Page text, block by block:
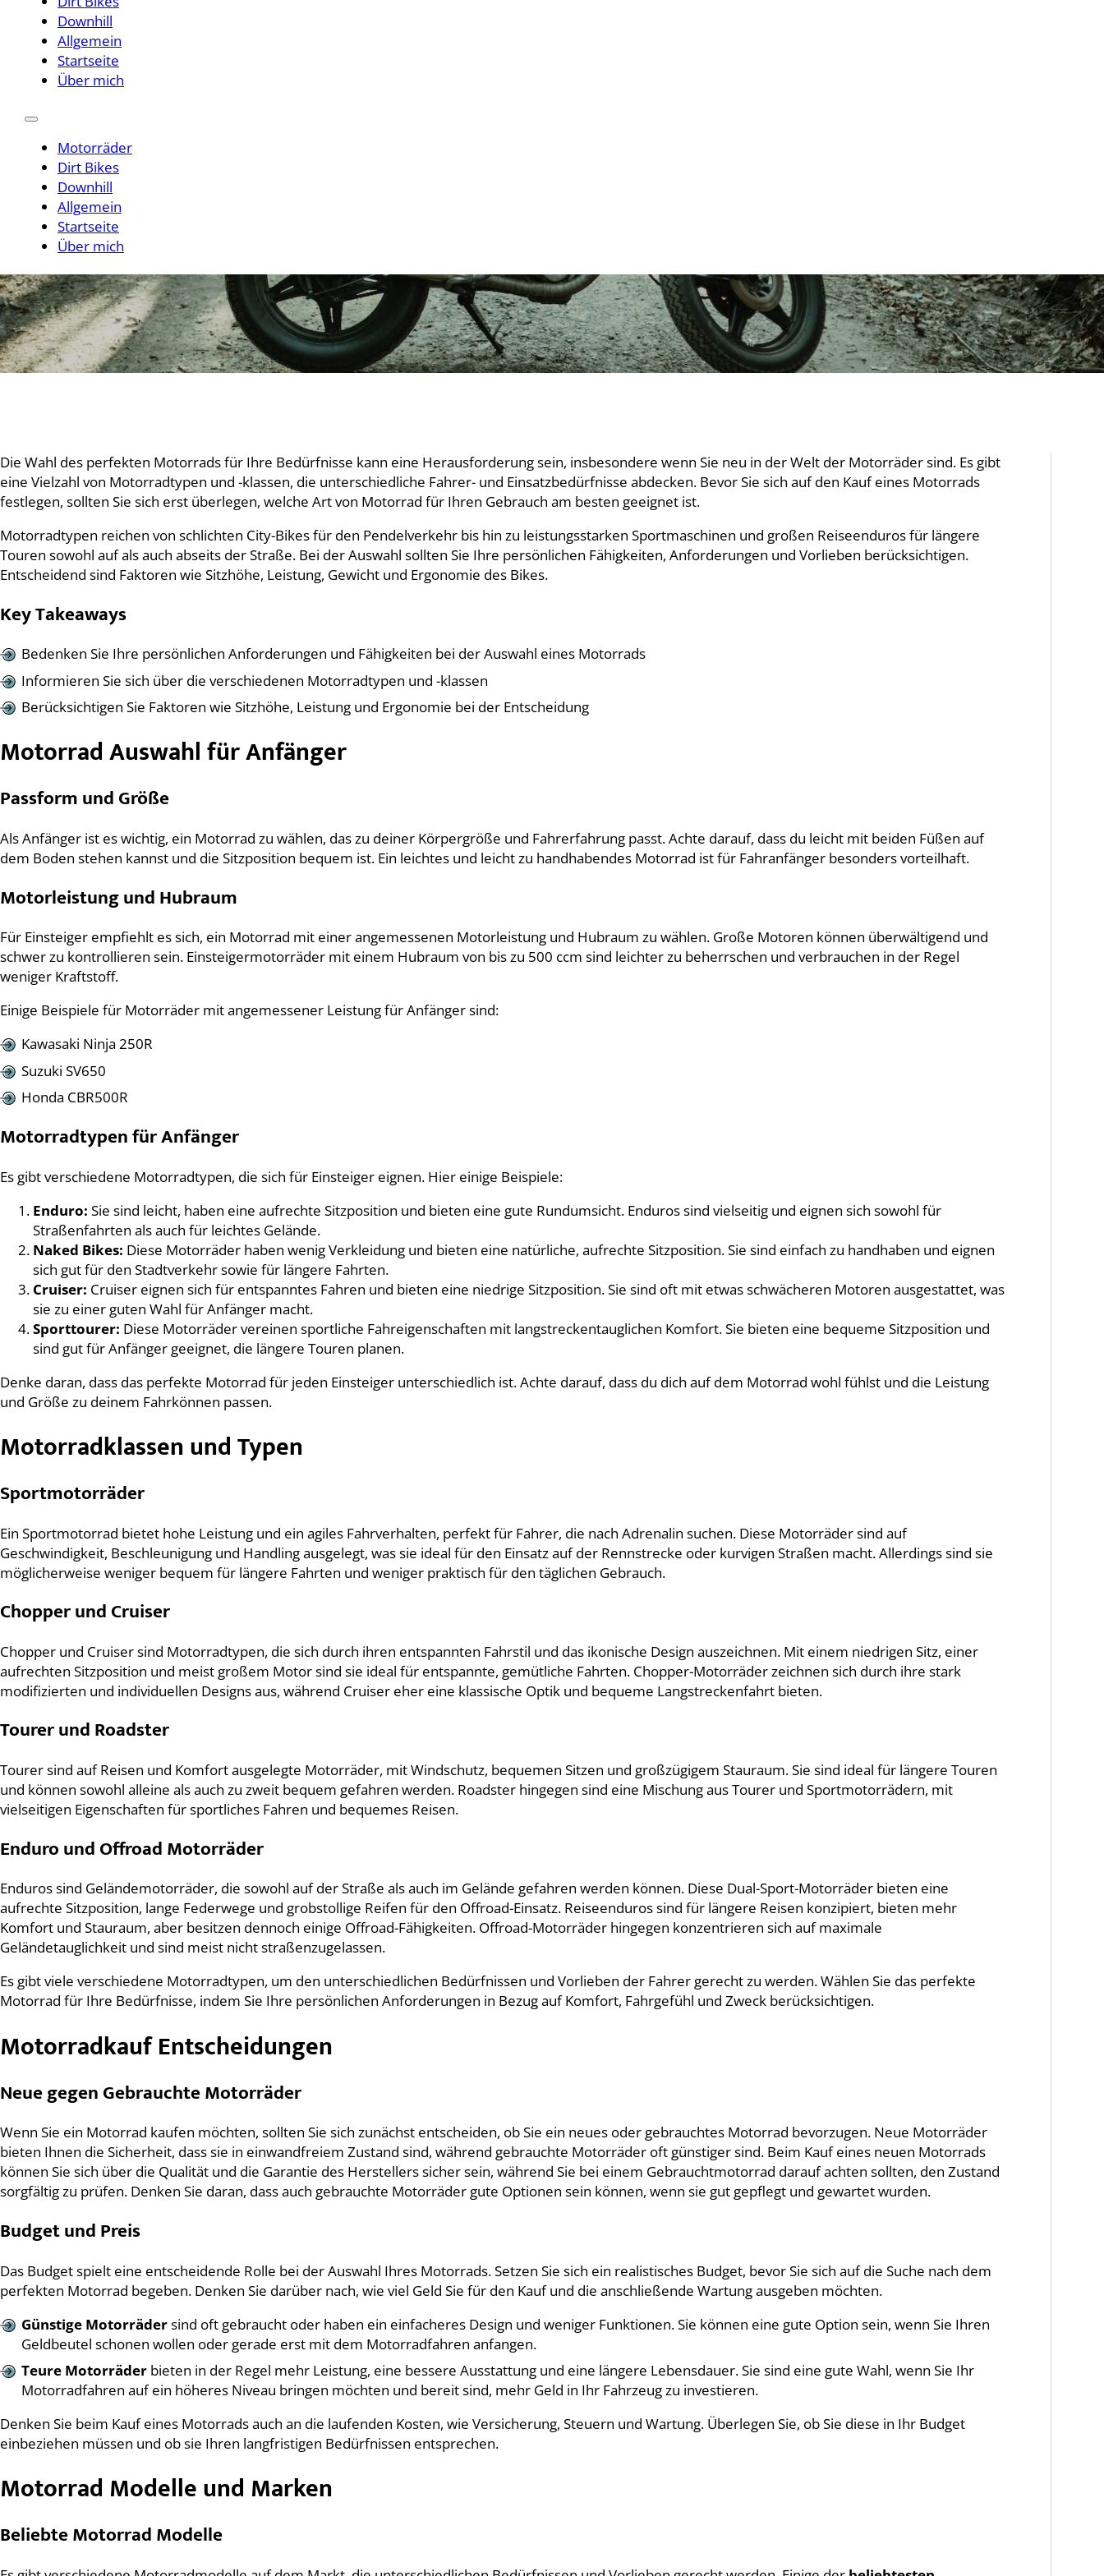
Downhill
Allgemein
Startseite
Über mich
Motorräder
Dirt Bikes
Downhill
Allgemein
Startseite
Über mich
Die Wahl des perfekten Motorrads für Ihre Bedürfnisse kann eine Herausforderung sein, insbesondere wenn Sie neu in der Welt der Motorräder sind. Es gibt
eine Vielzahl von Motorradtypen und -klassen, die unterschiedliche Fahrer- und Einsatzbedürfnisse abdecken. Bevor Sie sich auf den Kauf eines Motorrads
festlegen, sollten Sie sich erst überlegen, welche Art von Motorrad für Ihren Gebrauch am besten geeignet ist.
Motorradtypen reichen von schlichten City-Bikes für den Pendelverkehr bis hin zu leistungsstarken Sportmaschinen und großen Reiseenduros für längere
Touren sowohl auf als auch abseits der Straße. Bei der Auswahl sollten Sie Ihre persönlichen Fähigkeiten, Anforderungen und Vorlieben berücksichtigen.
Entscheidend sind Faktoren wie Sitzhöhe, Leistung, Gewicht und Ergonomie des Bikes.
Key Takeaways
Bedenken Sie Ihre persönlichen Anforderungen und Fähigkeiten bei der Auswahl eines Motorrads
Informieren Sie sich über die verschiedenen Motorradtypen und -klassen
Berücksichtigen Sie Faktoren wie Sitzhöhe, Leistung und Ergonomie bei der Entscheidung
Motorrad Auswahl für Anfänger
Passform und Größe
Als Anfänger ist es wichtig, ein Motorrad zu wählen, das zu deiner Körpergröße und Fahrerfahrung passt. Achte darauf, dass du leicht mit beiden Füßen auf
dem Boden stehen kannst und die Sitzposition bequem ist. Ein leichtes und leicht zu handhabendes Motorrad ist für Fahranfänger besonders vorteilhaft.
Motorleistung und Hubraum
Für Einsteiger empfiehlt es sich, ein Motorrad mit einer angemessenen Motorleistung und Hubraum zu wählen. Große Motoren können überwältigend und
schwer zu kontrollieren sein. Einsteigermotorräder mit einem Hubraum von bis zu 500 ccm sind leichter zu beherrschen und verbrauchen in der Regel
weniger Kraftstoff.
Einige Beispiele für Motorräder mit angemessener Leistung für Anfänger sind:
Kawasaki Ninja 250R
Suzuki SV650
Honda CBR500R
Motorradtypen für Anfänger
Es gibt verschiedene Motorradtypen, die sich für Einsteiger eignen. Hier einige Beispiele:
Enduro: Sie sind leicht, haben eine aufrechte Sitzposition und bieten eine gute Rundumsicht. Enduros sind vielseitig und eignen sich sowohl für
Straßenfahrten als auch für leichtes Gelände.
Naked Bikes: Diese Motorräder haben wenig Verkleidung und bieten eine natürliche, aufrechte Sitzposition. Sie sind einfach zu handhaben und eignen
sich gut für den Stadtverkehr sowie für längere Fahrten.
Cruiser: Cruiser eignen sich für entspanntes Fahren und bieten eine niedrige Sitzposition. Sie sind oft mit etwas schwächeren Motoren ausgestattet, was
sie zu einer guten Wahl für Anfänger macht.
Sporttourer: Diese Motorräder vereinen sportliche Fahreigenschaften mit langstreckentauglichen Komfort. Sie bieten eine bequeme Sitzposition und
sind gut für Anfänger geeignet, die längere Touren planen.
Denke daran, dass das perfekte Motorrad für jeden Einsteiger unterschiedlich ist. Achte darauf, dass du dich auf dem Motorrad wohl fühlst und die Leistung
und Größe zu deinem Fahrkönnen passen.
Motorradklassen und Typen
Sportmotorräder
Ein Sportmotorrad bietet hohe Leistung und ein agiles Fahrverhalten, perfekt für Fahrer, die nach Adrenalin suchen. Diese Motorräder sind auf
Geschwindigkeit, Beschleunigung und Handling ausgelegt, was sie ideal für den Einsatz auf der Rennstrecke oder kurvigen Straßen macht. Allerdings sind sie
möglicherweise weniger bequem für längere Fahrten und weniger praktisch für den täglichen Gebrauch.
Chopper und Cruiser
Chopper und Cruiser sind Motorradtypen, die sich durch ihren entspannten Fahrstil und das ikonische Design auszeichnen. Mit einem niedrigen Sitz, einer
aufrechten Sitzposition und meist großem Motor sind sie ideal für entspannte, gemütliche Fahrten. Chopper-Motorräder zeichnen sich durch ihre stark
modifizierten und individuellen Designs aus, während Cruiser eher eine klassische Optik und bequeme Langstreckenfahrt bieten.
Tourer und Roadster
Tourer sind auf Reisen und Komfort ausgelegte Motorräder, mit Windschutz, bequemen Sitzen und großzügigem Stauraum. Sie sind ideal für längere Touren
und können sowohl alleine als auch zu zweit bequem gefahren werden. Roadster hingegen sind eine Mischung aus Tourer und Sportmotorrädern, mit
vielseitigen Eigenschaften für sportliches Fahren und bequemes Reisen.
Enduro und Offroad Motorräder
Enduros sind Geländemotorräder, die sowohl auf der Straße als auch im Gelände gefahren werden können. Diese Dual-Sport-Motorräder bieten eine
aufrechte Sitzposition, lange Federwege und grobstollige Reifen für den Offroad-Einsatz. Reiseenduros sind für längere Reisen konzipiert, bieten mehr
Komfort und Stauraum, aber besitzen dennoch einige Offroad-Fähigkeiten. Offroad-Motorräder hingegen konzentrieren sich auf maximale
Geländetauglichkeit und sind meist nicht straßenzugelassen.
Es gibt viele verschiedene Motorradtypen, um den unterschiedlichen Bedürfnissen und Vorlieben der Fahrer gerecht zu werden. Wählen Sie das perfekte
Motorrad für Ihre Bedürfnisse, indem Sie Ihre persönlichen Anforderungen in Bezug auf Komfort, Fahrgefühl und Zweck berücksichtigen.
Motorradkauf Entscheidungen
Neue gegen Gebrauchte Motorräder
Wenn Sie ein Motorrad kaufen möchten, sollten Sie sich zunächst entscheiden, ob Sie ein neues oder gebrauchtes Motorrad bevorzugen. Neue Motorräder
bieten Ihnen die Sicherheit, dass sie in einwandfreiem Zustand sind, während gebrauchte Motorräder oft günstiger sind. Beim Kauf eines neuen Motorrads
können Sie sich über die Qualität und die Garantie des Herstellers sicher sein, während Sie bei einem Gebrauchtmotorrad darauf achten sollten, den Zustand
sorgfältig zu prüfen. Denken Sie daran, dass auch gebrauchte Motorräder gute Optionen sein können, wenn sie gut gepflegt und gewartet wurden.
Budget und Preis
Das Budget spielt eine entscheidende Rolle bei der Auswahl Ihres Motorrads. Setzen Sie sich ein realistisches Budget, bevor Sie sich auf die Suche nach dem
perfekten Motorrad begeben. Denken Sie darüber nach, wie viel Geld Sie für den Kauf und die anschließende Wartung ausgeben möchten.
Günstige Motorrädersind oft gebraucht oder haben ein einfacheres Design und weniger Funktionen. Sie können eine gute Option sein, wenn Sie Ihren
Geldbeutel schonen wollen oder gerade erst mit dem Motorradfahren anfangen.
Teure Motorräderbieten in der Regel mehr Leistung, eine bessere Ausstattung und eine längere Lebensdauer. Sie sind eine gute Wahl, wenn Sie Ihr
Motorradfahren auf ein höheres Niveau bringen möchten und bereit sind, mehr Geld in Ihr Fahrzeug zu investieren.
Denken Sie beim Kauf eines Motorrads auch an die laufenden Kosten, wie Versicherung, Steuern und Wartung. Überlegen Sie, ob Sie diese in Ihr Budget
einbeziehen müssen und ob sie Ihren langfristigen Bedürfnissen entsprechen.
Motorrad Modelle und Marken
Beliebte Motorrad Modelle